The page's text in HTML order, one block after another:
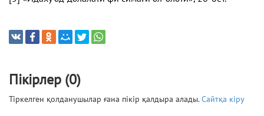
Пікірлер (0)
Тіркелген қолданушылар ғана пікір қалдыра алады.Сайтқа кіру